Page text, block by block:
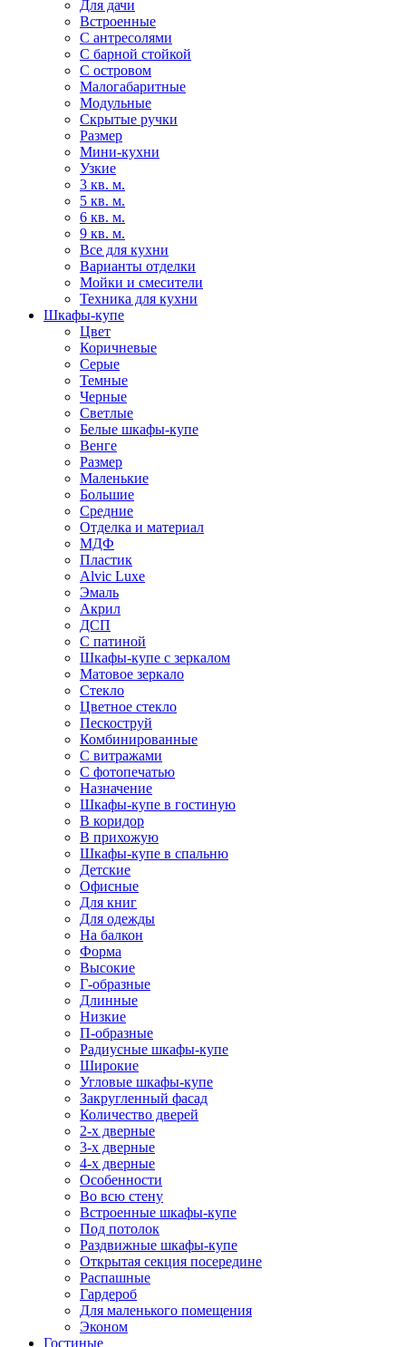
Для дачи
Встроенные
С антресолями
С барной стойкой
С островом
Малогабаритные
Модульные
Скрытые ручки
Размер
Мини-кухни
Узкие
3 кв. м.
5 кв. м.
6 кв. м.
9 кв. м.
Все для кухни
Варианты отделки
Мойки и смесители
Техника для кухни
Шкафы-купе
Цвет
Коричневые
Серые
Темные
Черные
Светлые
Белые шкафы-купе
Венге
Размер
Маленькие
Большие
Средние
Отделка и материал
МДФ
Пластик
Alvic Luxe
Эмаль
Акрил
ДСП
С патиной
Шкафы-купе с зеркалом
Матовое зеркало
Стекло
Цветное стекло
Пескоструй
Комбинированные
С витражами
С фотопечатью
Назначение
Шкафы-купе в гостиную
В коридор
В прихожую
Шкафы-купе в спальню
Детские
Офисные
Для книг
Для одежды
На балкон
Форма
Высокие
Г-образные
Длинные
Низкие
П-образные
Радиусные шкафы-купе
Широкие
Угловые шкафы-купе
Закругленный фасад
Количество дверей
2-х дверные
3-х дверные
4-х дверные
Особенности
Во всю стену
Встроенные шкафы-купе
Под потолок
Раздвижные шкафы-купе
Открытая секция посередине
Распашные
Гардероб
Для маленького помещения
Эконом
Гостиные